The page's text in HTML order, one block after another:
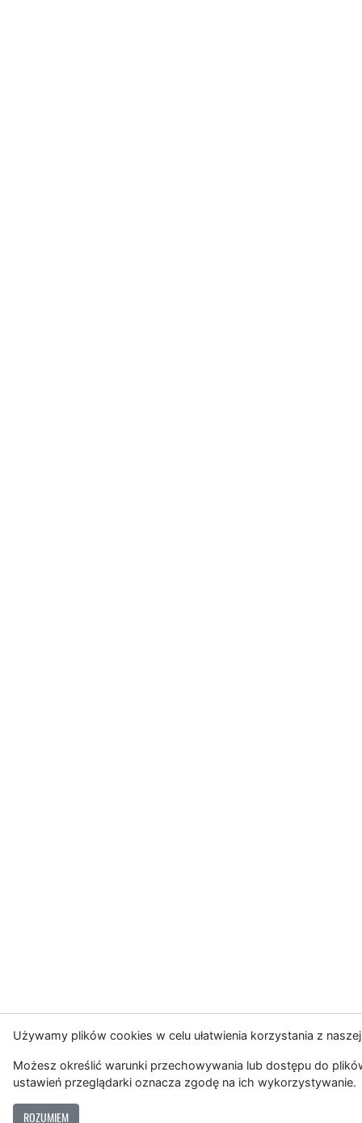
Używamy plików cookies w celu ułatwienia korzystania z
Możesz określić warunki przechowywania lub dostępu do
ustawień przeglądarki oznacza zgodę na ich wykorzystywanie.
ROZUMIEM